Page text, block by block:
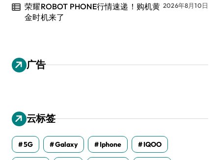
荣耀ROBOT PHONE行情速递！购机黄
金时机来了
2026年8月10日
广告
云标签
5G Galaxy Iphone IQOO